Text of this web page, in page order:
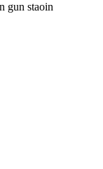
gun staoin